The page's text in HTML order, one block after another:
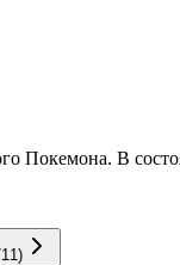
Покемона. В
11 )